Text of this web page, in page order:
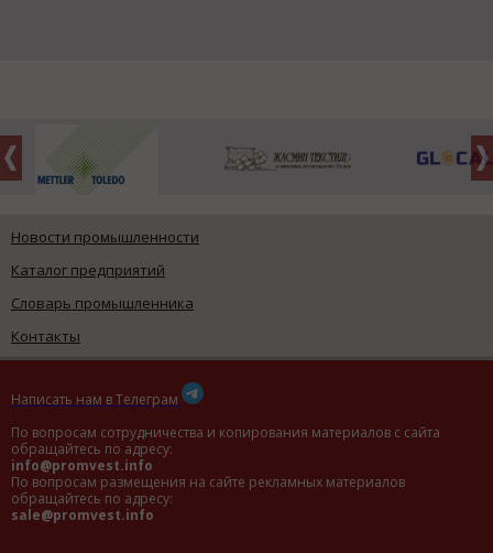
Новости промышленности
Каталог предприятий
Словарь промышленника
Контакты
Написать нам в Телеграм
По вопросам сотрудничества и копирования материалов с сайта
обращайтесь по адресу:
info@promvest.info
По вопросам размещения на сайте рекламных материалов
обращайтесь по адресу:
sale@promvest.info